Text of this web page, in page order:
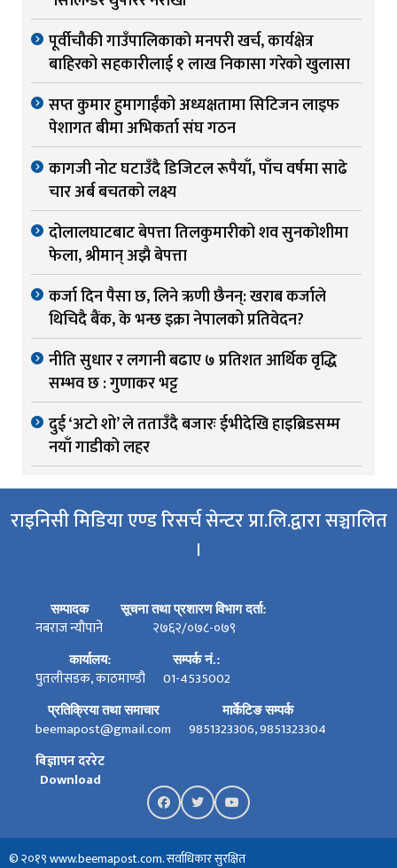
पूर्वीचौकी गाउँपालिकाको मनपरी खर्च, कार्यक्षेत्र
बाहिरको सहकारीलाई १ लाख निकासा गरेको खुलासा
सप्त कुमार हुमागाईंको अध्यक्षतामा सिटिजन लाइफ
पेशागत बीमा अभिकर्ता संघ गठन
कागजी नोट घटाउँदै डिजिटल रूपैयाँ, पाँच वर्षमा साढे
चार अर्ब बचतको लक्ष्य
दोलालघाटबाट बेपत्ता तिलकुमारीको शव सुनकोशीमा
फेला, श्रीमान् अझै बेपत्ता
कर्जा दिन पैसा छ, लिने ऋणी छैनन्: खराब कर्जाले
थिचिदै बैंक, के भन्छ इक्रा नेपालको प्रतिवेदन?
नीति सुधार र लगानी बढाए ७ प्रतिशत आर्थिक वृद्धि
सम्भव छ : गुणाकर भट्ट
दुई ‘अटो शो’ ले तताउँदै बजारः ईभीदेखि हाइब्रिडसम्म
नयाँ गाडीको लहर
राइनिसी मिडिया एण्ड रिसर्च सेन्टर प्रा.लि.द्वारा सञ्चालित
।
सम्पादक
नबराज न्यौपाने
सूचना तथा प्रशारण विभाग दर्ता:
२७६२/०७८-०७९
कार्यालय:
पुतलीसडक, काठमाण्डौ
सम्पर्क नं.:
01-4535002
प्रतिक्रिया तथा समाचार
beemapost@gmail.com
मार्केटिङ सम्पर्क
9851323306, 9851323304
बिज्ञापन दररेट
Download
© २०१९ www.beemapost.com. सर्वाधिकार सुरक्षित